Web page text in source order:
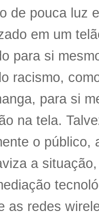
de pouca luz
em um
para si
racismo,
para si
na tela.
o público,
a
as redes